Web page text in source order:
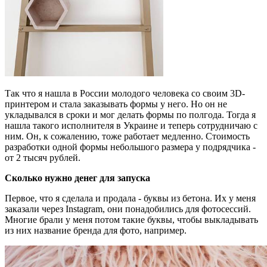
Так что я нашла в России молодого человека со своим 3D-
принтером и стала заказывать формы у него. Но он не
укладывался в сроки и мог делать формы по полгода. Тогда я
нашла такого исполнителя в Украине и теперь сотрудничаю с
ним. Он, к сожалению, тоже работает медленно. Стоимость
разработки одной формы небольшого размера у подрядчика -
от 2 тысяч рублей.
Сколько нужно денег для запуска
Первое, что я сделала и продала - буквы из бетона. Их у меня
заказали через Instagram, они понадобились для фотосессий.
Многие брали у меня потом такие буквы, чтобы выкладывать
из них название бренда для фото, например.